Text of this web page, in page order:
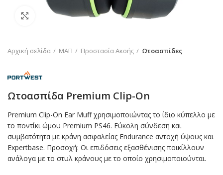
Click to enlarge
Αρχική σελίδα ΜΑΠ Προστασία Ακοής Ωτοασπίδες
Ωτοασπίδα Premium Clip-On
Premium Clip-On Ear Muff χρησιμοποιώντας το ίδιο κύπελλο με
το ποντίκι ώμου Premium PS46. Εύκολη σύνδεση και
συμβατότητα με κράνη ασφαλείας Endurance αντοχή ύψους και
Expertbase. Προσοχή: Οι επιδόσεις εξασθένισης ποικίλλουν
ανάλογα με το στυλ κράνους με το οποίο χρησιμοποιούνται.